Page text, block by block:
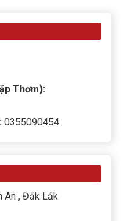
Thơm):
0355090454
An , Đắk Lắk